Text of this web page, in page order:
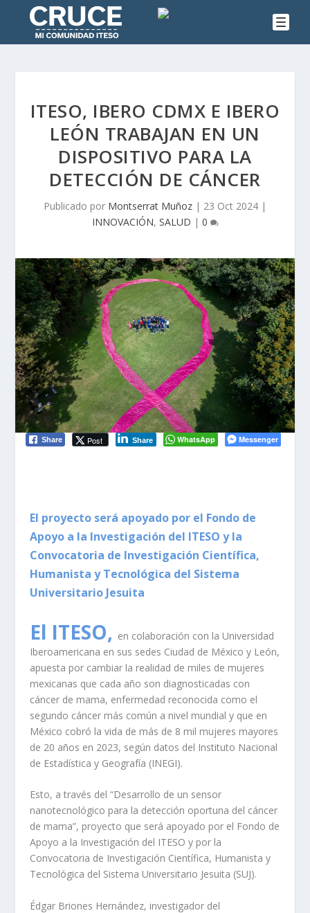
ITESO, IBERO CDMX E IBERO
LEÓN TRABAJAN EN UN
DISPOSITIVO PARA LA
DETECCIÓN DE CÁNCER
Publicado por Montserrat Muñoz | 23 Oct 2024 |
INNOVACIÓN, SALUD | 0
Share Post Share WhatsApp Messenger
El proyecto será apoyado por el Fondo de
Apoyo a la Investigación del ITESO y la
Convocatoria de Investigación Científica,
Humanista y Tecnológica del Sistema
Universitario Jesuita
El ITESO, en colaboración con la Universidad
Iberoamericana en sus sedes Ciudad de México y León,
apuesta por cambiar la realidad de miles de mujeres
mexicanas que cada año son diagnosticadas con
cáncer de mama, enfermedad reconocida como el
segundo cáncer más común a nivel mundial y que en
México cobró la vida de más de 8 mil mujeres mayores
de 20 años en 2023, según datos del Instituto Nacional
de Estadística y Geografía (INEGI).
Esto, a través del “Desarrollo de un sensor
nanotecnológico para la detección oportuna del cáncer
de mama”, proyecto que será apoyado por el Fondo de
Apoyo a la Investigación del ITESO y por la
Convocatoria de Investigación Científica, Humanista y
Tecnológica del Sistema Universitario Jesuita (SUJ).
Édgar Briones Hernández, investigador del